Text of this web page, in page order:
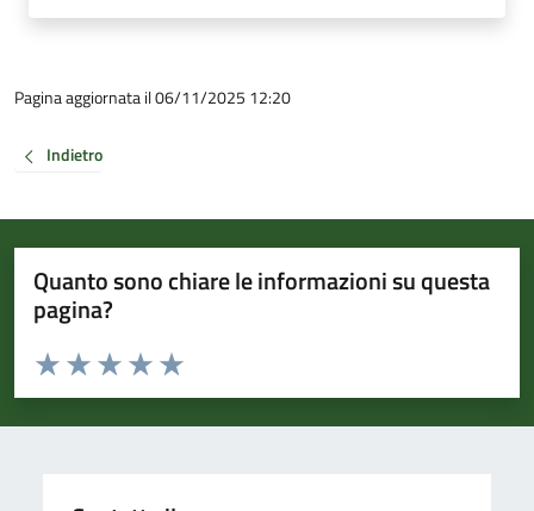
Pagina aggiornata il 06/11/2025 12:20
Indietro
Quanto sono chiare le informazioni su questa
pagina?
Valuta da 1 a 5 stelle la pagina
Valuta 5 stelle su 5
Valuta 4 stelle su 5
Valuta 3 stelle su 5
Valuta 2 stelle su 5
Valuta 1 stelle su 5